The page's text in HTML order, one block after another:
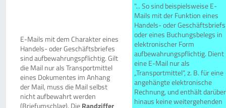
E-Mails mit dem Charakter eines
Handels- oder Geschäftsbriefes
sind aufbewahrungspflichtig. Gilt
die Mail nur als Transportmittel
eines Dokumentes im Anhang
der Mail, muss die Mail selbst
nicht aufbewahrt werden
(Briefumschlag). DieRandziffer
"... So sind beispielsweise E-
Mails mit der Funktion eines
Handels- oder Geschäftsbriefs
oder eines Buchungsbelegs in
elektronischer Form
aufbewahrungspflichtig. Dient
eine E-Mail nur als
„Transportmittel“, z. B. für eine
angehängte elektronische
Rechnung, und enthält darüber
hinaus keine weitergehenden